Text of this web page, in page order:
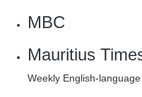
MBC
Mauritius
Weekly English-